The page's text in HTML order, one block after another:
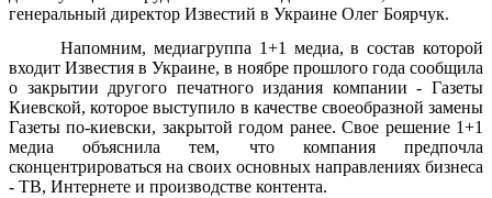
генеральный директор Известий в Украине Олег Боярчук.
Напомним, медиагруппа 1+1 медиа, в состав которой
входит Известия в Украине, в ноябре прошлого года сообщила
о закрытии другого печатного издания компании - Газеты
Киевской, которое выступило в качестве своеобразной замены
Газеты по-киевски, закрытой годом ранее. Свое решение 1+1
медиа объяснила тем, что компания предпочла
сконцентрироваться на своих основных направлениях бизнеса
- ТВ, Интернете и производстве контента.